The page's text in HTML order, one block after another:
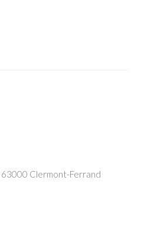
63000 Clermont-Ferrand